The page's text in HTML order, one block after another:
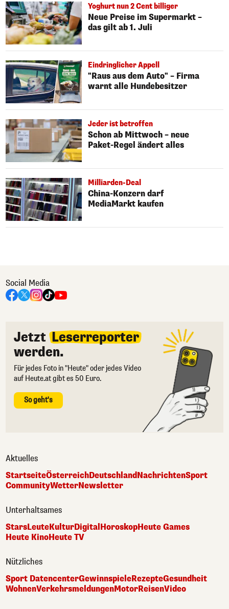
Yoghurt nun 2 Cent billiger
Neue Preise im Supermarkt –
das gilt ab 1. Juli
Eindringlicher Appell
"Raus aus dem Auto" – Firma
warnt alle Hundebesitzer
Jeder ist betroffen
Schon ab Mittwoch – neue
Paket-Regel ändert alles
Milliarden-Deal
China-Konzern darf
MediaMarkt kaufen
Social Media
Jetzt Leserreporter
werden.
Für jedes Foto in "Heute" oder jedes Video
auf Heute.at gibt es 50 Euro.
So geht's
Aktuelles
StartseiteÖsterreichDeutschlandNachrichtenSport
CommunityWetterNewsletter
Unterhaltsames
StarsLeuteKulturDigitalHoroskopHeute Games
Heute KinoHeute TV
Nützliches
Sport DatencenterGewinnspieleRezepteGesundheit
WohnenVerkehrsmeldungenMotorReisenVideo